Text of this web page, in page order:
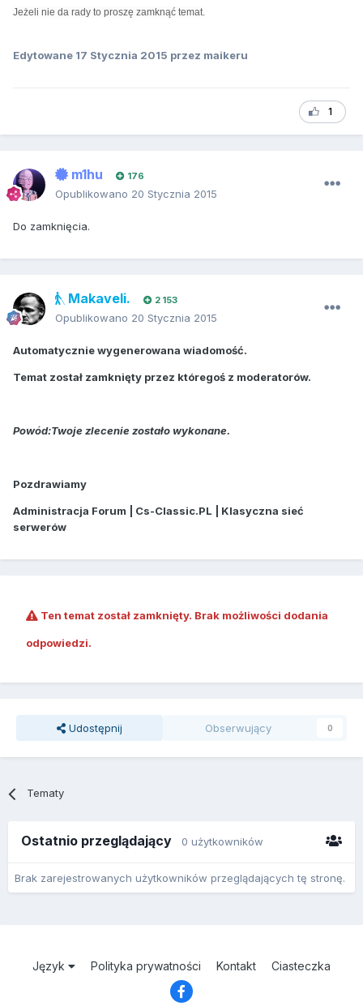
Jeżeli nie da rady to proszę zamknąć temat.
Edytowane 17 Stycznia 2015 przez maikeru
1
m1hu 176
Opublikowano 20 Stycznia 2015
Do zamknięcia.
Makaveli. 2 153
Opublikowano 20 Stycznia 2015
Automatycznie wygenerowana wiadomość.
Temat został zamknięty przez któregoś z moderatorów.
Powód:Twoje zlecenie zostało wykonane.
Pozdrawiamy
Administracja Forum | Cs-Classic.PL | Klasyczna sieć
serwerów
Ten temat został zamknięty. Brak możliwości dodania
odpowiedzi.
Udostępnij Obserwujący 0
Tematy
Ostatnio przeglądający 0 użytkowników
Brak zarejestrowanych użytkowników przeglądających tę stronę.
Język Polityka prywatności Kontakt Ciasteczka